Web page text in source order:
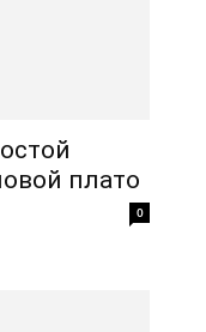
плато
0